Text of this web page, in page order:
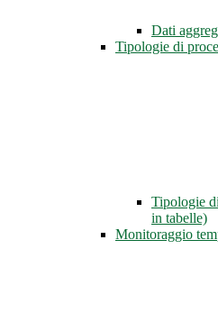
Dati
Tipologie di
Tipologie
in tabelle)
Monitoraggio